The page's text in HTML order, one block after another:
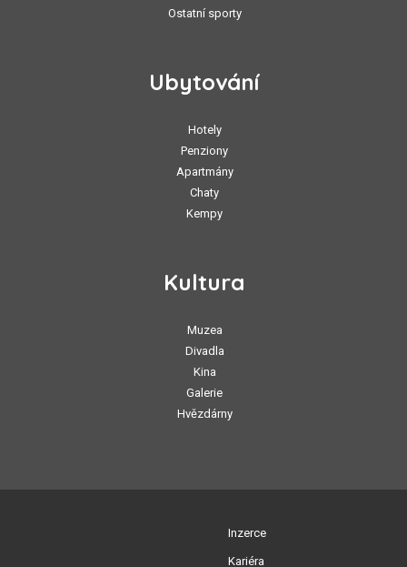
Ostatní sporty
Ubytování
Hotely
Penziony
Apartmány
Chaty
Kempy
Kultura
Muzea
Divadla
Kina
Galerie
Hvězdárny
Inzerce
Kariéra